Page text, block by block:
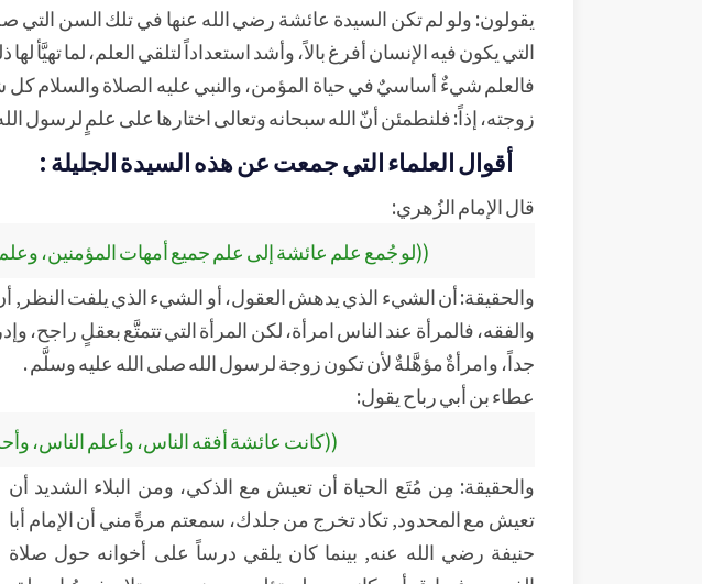
يقولون: ولو لم تكن السيدة عائشة رضي الله عنها في تلك السن
التي يكون فيه الإنسان أفرغ بالاً، وأشد استعداداً لتلقي العلم، لما تهيَّأ لها
فالعلم شيءٌ أساسيٌ في حياة المؤمن، والنبي عليه الصلاة والسلام
زوجته، إذاً: فلنطمئن أنّ الله سبحانه وتعالى اختارها على علمٍ لرسول
أقوال العلماء التي جمعت عن هذه السيدة الجليلة :
قال الإمام الزُهري:
((لو جُمع علم عائشة إلى علم جميع أمهات المؤمنين،
والحقيقة: أن الشيء الذي يدهش العقول، أو الشيء الذي يلفت النظر,
والفقه، فالمرأة عند الناس امرأة، لكن المرأة التي تتمتَّع بعقلٍ
جداً، وامرأةٌ مؤهَّلةٌ لأن تكون زوجة لرسول الله صلى الله عليه وسلَّم .
عطاء بن أبي رباح يقول:
((كانت عائشة أفقه الناس، وأعلم الناس،
والحقيقة: مِن مُتَع الحياة أن تعيش مع الذكي، ومن البلاء الشديد أن
تعيش مع المحدود, تكاد تخرج من جلدك، سمعتم مرةً مني أن الإمام أبا
حنيفة رضي الله عنه, بينما كان يلقي درساً على أخوانه حول صلاة